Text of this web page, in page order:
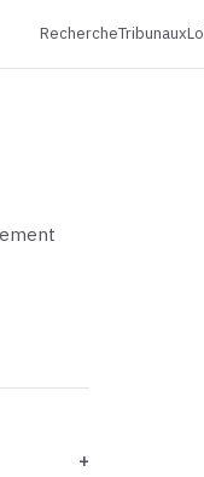
RechercheTribunaux